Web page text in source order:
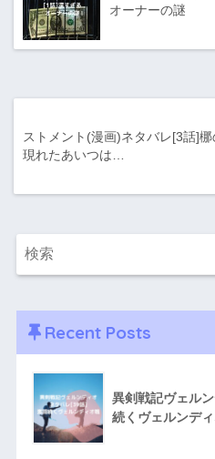
オーナーの謎
ストメント(漫画)ネタバレ[3話]
現れたあいつは…
Recent Posts
異剣戦記ヴェル
続くヴェルンデ